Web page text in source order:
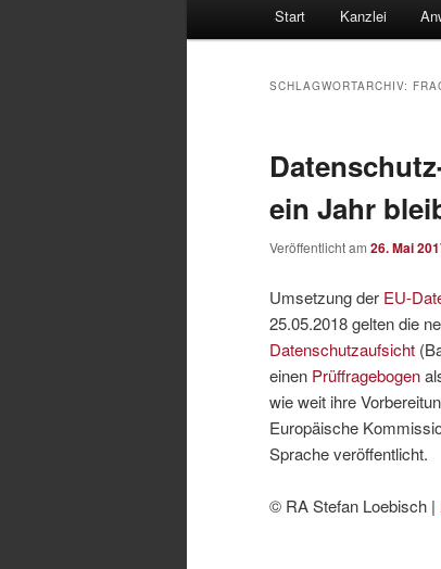
Start Kanzlei
SCHLAGWORTARCHIV:
ein Jahr
Veröffentlicht am 26. Mai
Umsetzung der EU-
25.05.2018 gelten die
Datenschutzaufsicht
einen Prüffragebogen
wie weit ihre
Europäische
Sprache veröffentlicht.
© RA Stefan Loebisch |